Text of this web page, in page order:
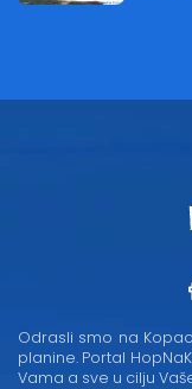
Odrasli smo na
planine. Portal
Vama a sve u cilju